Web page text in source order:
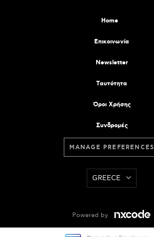
Home
Επικοινωνία
Newsletter
Tαυτότητα
Όροι Χρήσης
Συνδρομές
MANAGE PREFERENCES
GREECE
Powered by